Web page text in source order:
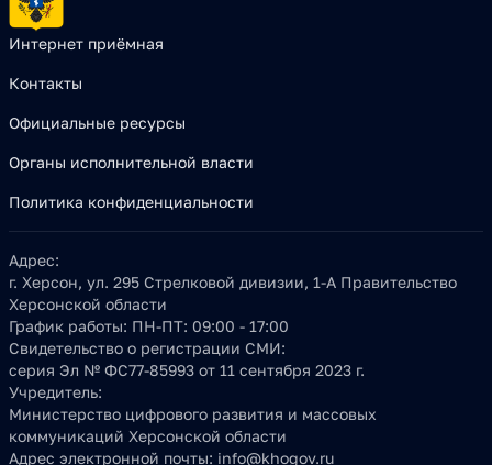
Интернет приёмная
Контакты
Официальные ресурсы
Органы исполнительной власти
Политика конфиденциальности
Адрес:
г. Херсон, ул. 295 Стрелковой дивизии, 1-А Правительство
Херсонской области
График работы: ПН-ПТ: 09:00 - 17:00
Свидетельство о регистрации СМИ:
серия Эл № ФС77-85993 от 11 сентября 2023 г.
Учредитель:
Министерство цифрового развития и массовых
коммуникаций Херсонской области
Адрес электронной почты: info@khogov.ru